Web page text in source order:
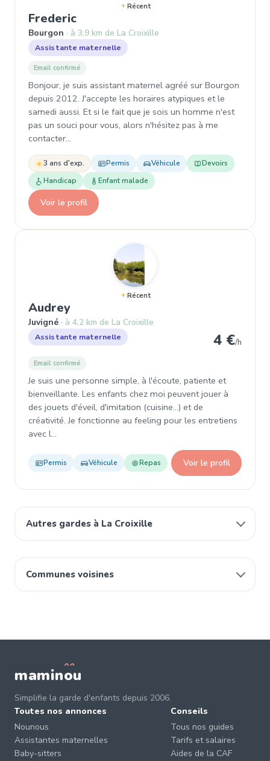
Autres gardes à La Croixille
Communes voisines
Récent
Frederic, Assistante maternelle à
Bourgon à 3,9 km de La Croixille
Assistante maternelle
Email confirmé
Bonjour, je suis assistant maternel agréé sur Bourgon
depuis 2012. J'accepte les horaires atypiques et le
samedi aussi. Et si le fait que je sois un homme n'est
pas un souci pour vous, alors n'hésitez pas à me
contacter…
3 ans d'exp. Permis Véhicule
Devoirs
Handicap
Enfant malade
Voir le profil
Récent
Audrey, Assistante maternelle à Juvigné
Juvigné à 4,2 km de La Croixille
Assistante maternelle 4 €/h
Email confirmé
Je suis une personne simple, à l'écoute, patiente et
bienveillante. Les enfants chez moi peuvent jouer à
des jouets d'éveil, d'imitation (cuisine...) et de
créativité. Je fonctionne au feeling pour les entretiens
avec l…
Permis Véhicule Repas Voir le profil
maminou
Simplifie la garde d'enfants depuis 2006.
Toutes nos annonces
Nounous
Assistantes maternelles
Baby-sitters
Conseils
Tous nos guides
Tarifs et salaires
Aides de la CAF